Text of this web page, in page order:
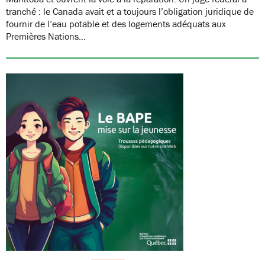
tranché : le Canada avait et a toujours l’obligation juridique de
fournir de l’eau potable et des logements adéquats aux
Premières Nations…